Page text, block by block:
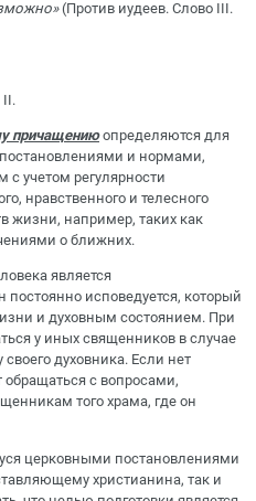
(Против иудеев. Слово III.
II.
причащениюопределяются для
и нормами,
учетом регулярности
нравственного и телесного
жизни, например, таких как
о ближних.
является
постоянно исповедуется, который
и духовным состоянием. При
у иных священников в случае
духовника. Если нет
с вопросами,
того храма, где он
церковными постановлениями
христианина, так и